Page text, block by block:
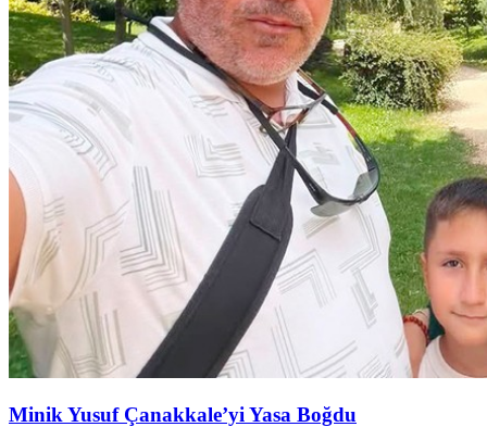
Minik Yusuf Çanakkale’yi Yasa Boğdu